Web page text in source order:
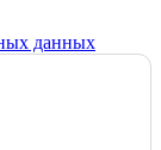
данных